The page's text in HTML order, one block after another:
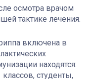
осмотра врачом
тактике лечения.
включена в
находятся:
студенты,